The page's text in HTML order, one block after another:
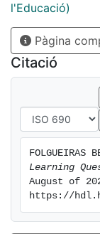
l'Educació)
Pàgina
Citació
Learning
August of
https://